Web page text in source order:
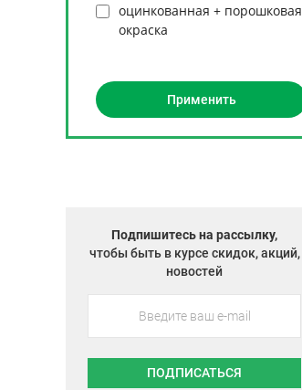
оцинкованная + порошковая
окраска
Подпишитесь на рассылку,
чтобы быть в курсе скидок, акций,
новостей
ПОДПИСАТЬСЯ